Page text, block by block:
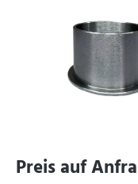
Preis auf